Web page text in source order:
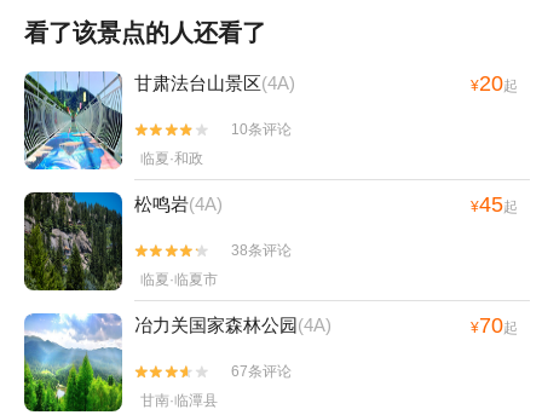
看了该景点的人还看了
甘肃法台山景区(4A) ¥20起


10条评论
临夏·和政
松鸣岩(4A) ¥45起


38条评论
临夏·临夏市
冶力关国家森林公园(4A) ¥70起


67条评论
甘南·临潭县